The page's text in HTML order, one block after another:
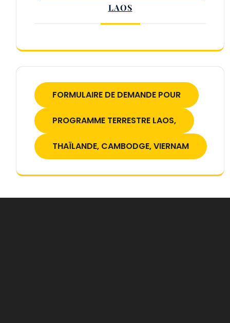
LAOS
FORMULAIRE DE DEMANDE POUR
PROGRAMME TERRESTRE LAOS,
THAÏLANDE, CAMBODGE, VIERNAM